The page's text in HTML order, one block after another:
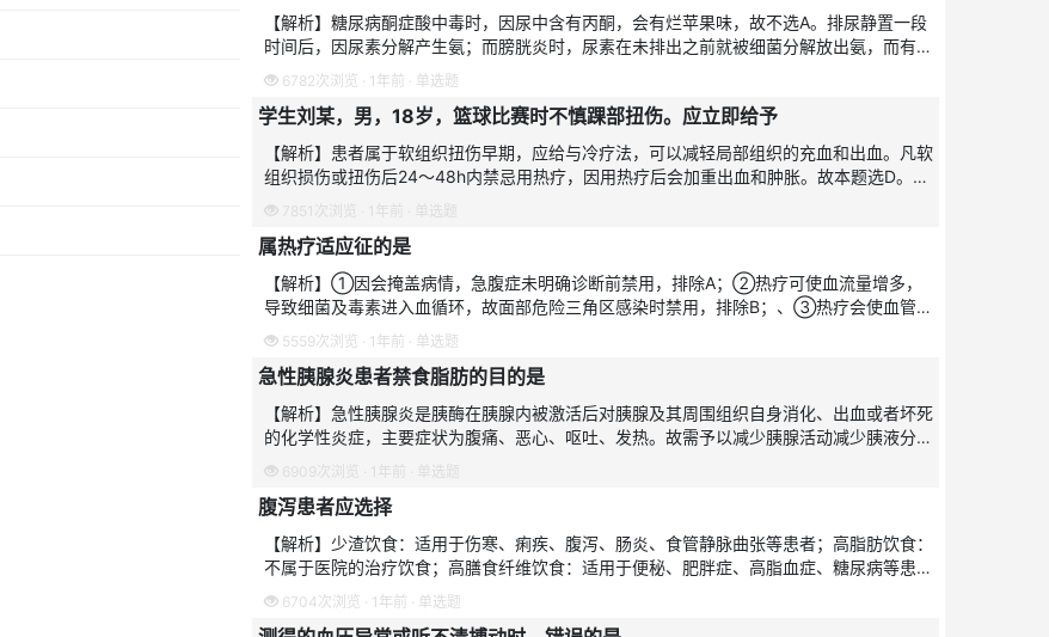
【解析】糖尿病酮症酸中毒时，因尿中含有丙酮，会有烂苹果味，故不选A。排尿静置一段
时间后，因尿素分解产生氨；而膀胱炎时，尿素在未排出之前就被细菌分解放出氨，而有氨
臭味。故本题选B。此外，进食某些食物和药
6782次浏览 · 1年前 · 单选题
学生刘某，男，18岁，篮球比赛时不慎踝部扭伤。应立即给予
【解析】患者属于软组织扭伤早期，应给与冷疗法，可以减轻局部组织的充血和出血。凡软
组织损伤或扭伤后24～48h内禁忌用热疗，因用热疗后会加重出血和肿胀。故本题选D。
【避错】本题易误选A项：局部按摩，在扭
7851次浏览 · 1年前 · 单选题
属热疗适应征的是
【解析】①因会掩盖病情，急腹症未明确诊断前禁用，排除A；②热疗可使血流量增多，
导致细菌及毒素进入血循环，故面部危险三角区感染时禁用，排除B；、③热疗会使血管扩
张，促进血液循环，从而加重皮下的出血，各种
5559次浏览 · 1年前 · 单选题
急性胰腺炎患者禁食脂肪的目的是
【解析】急性胰腺炎是胰酶在胰腺内被激活后对胰腺及其周围组织自身消化、出血或者坏死
的化学性炎症，主要症状为腹痛、恶心、呕吐、发热。故需予以减少胰腺活动减少胰液分泌
为保护措施。【避错】本题考生易误选B减轻
6909次浏览 · 1年前 · 单选题
腹泻患者应选择
【解析】少渣饮食：适用于伤寒、痢疾、腹泻、肠炎、食管静脉曲张等患者；高脂肪饮食：
不属于医院的治疗饮食；高膳食纤维饮食：适用于便秘、肥胖症、高脂血症、糖尿病等患
者；低盐饮食：用于急慢性肾炎、心脏病、肝硬
6704次浏览 · 1年前 · 单选题